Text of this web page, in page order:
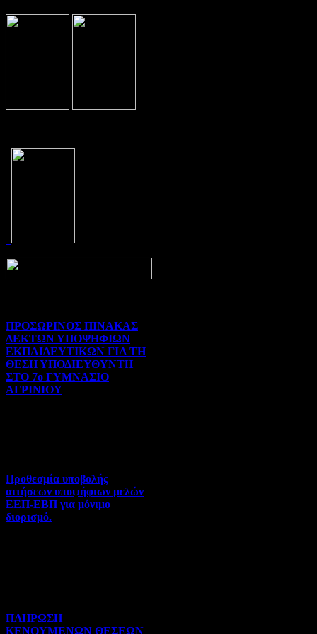
ΠΡΟΣΩΡΙΝΟΣ ΠΙΝΑΚΑΣ
ΔΕΚΤΩΝ ΥΠΟΨΗΦΙΩΝ
ΕΚΠΑΙΔΕΥΤΙΚΩΝ ΓΙΑ ΤΗ
ΘΕΣΗ ΥΠΟΔΙΕΥΘΥΝΤΗ
ΣΤΟ 7ο ΓΥΜΝΑΣΙΟ
ΑΓΡΙΝΙΟΥ
Προθεσμία υποβολής
αιτήσεων υποψήφιων μελών
ΕΕΠ-ΕΒΠ για μόνιμο
διορισμό.
ΠΛΗΡΩΣΗ
ΚΕΝΟΥΜΕΝΩΝ ΘΕΣΕΩΝ